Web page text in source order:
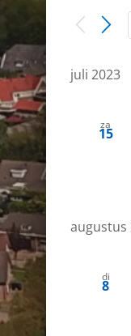
en
Zoek
met
juli 2023
za
15
augustus
di
8